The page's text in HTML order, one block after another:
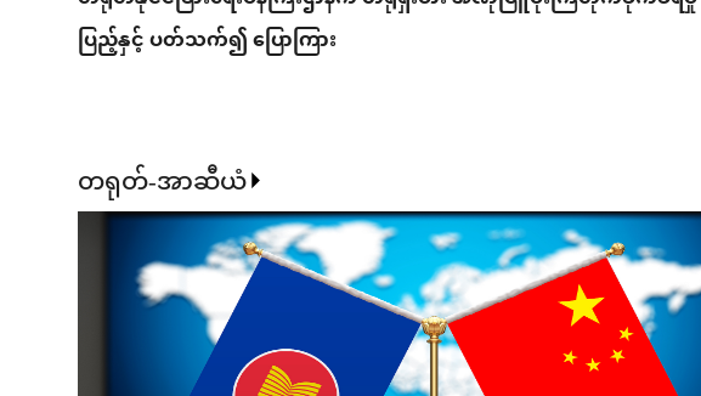
ပြည့်နှင့် ပတ်သက်၍ ပြောကြား
တရုတ်-အာဆီယံ